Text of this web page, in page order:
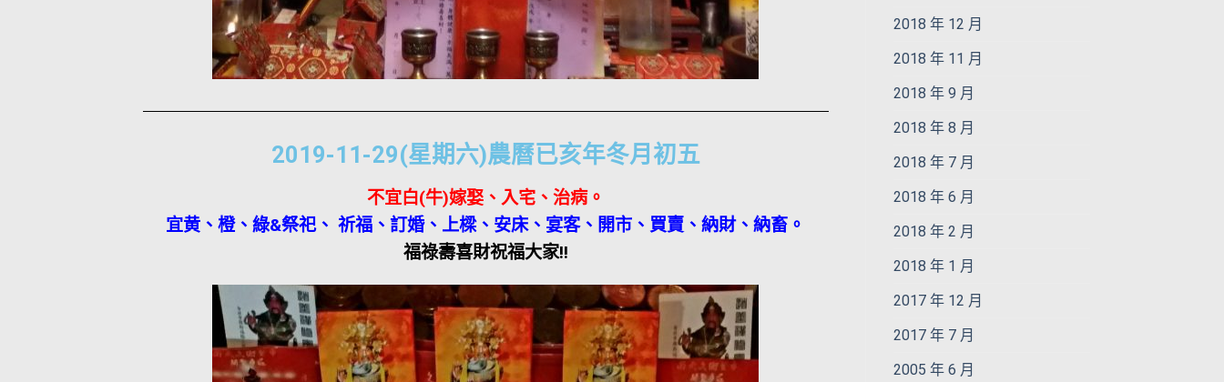
2019-11-29(星期六)農曆已亥年冬月初五
不宜白(牛)嫁娶、入宅、治病。
宜黄、橙、綠&祭祀、 祈福、訂婚、上樑、安床、宴客、開市、買賣、納財、納畜 。
福祿壽喜財祝福大家!!
2018 年 12 月
2018 年 11 月
2018 年 9 月
2018 年 8 月
2018 年 7 月
2018 年 6 月
2018 年 2 月
2018 年 1 月
2017 年 12 月
2017 年 7 月
2005 年 6 月